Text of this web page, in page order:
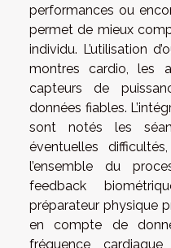
performances ou
permet de mieux
individu. L’utilisation
montres cardio, les
capteurs de
données fiables.
sont notés les
éventuelles
l’ensemble du
feedback
préparateur physique
en compte de
fréquence